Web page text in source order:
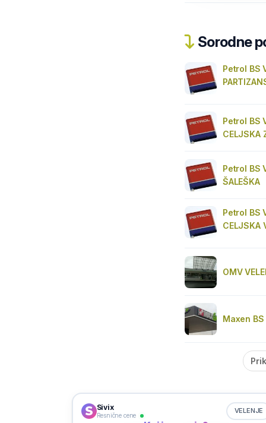
Sorodne
Petrol BS
Petrol BS
CELJSKA
Petrol BS
ŠALEŠKA
Petrol BS
CELJSKA
OMV
Maxen
Sivix
Resnične cene
VELENJE